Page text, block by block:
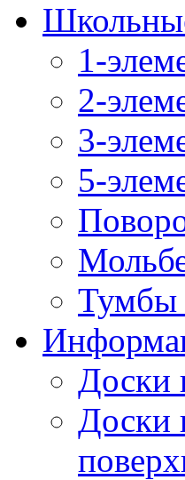
1-
2-
3-
5-
Тумбы
Доски
Доски